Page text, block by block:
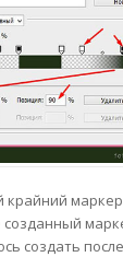
создать